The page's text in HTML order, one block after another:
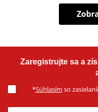
Zaregistrujte sa a
*Súhlasím so